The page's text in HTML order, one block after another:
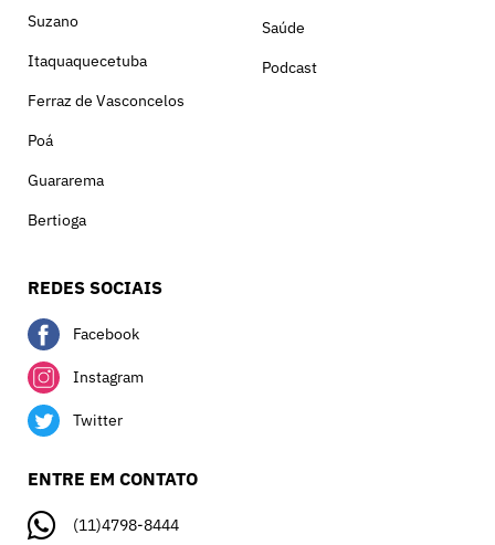
Suzano
Itaquaquecetuba
Ferraz de Vasconcelos
Poá
Guararema
Bertioga
Saúde
Podcast
REDES SOCIAIS
Facebook
Instagram
Twitter
ENTRE EM CONTATO
(11)4798-8444